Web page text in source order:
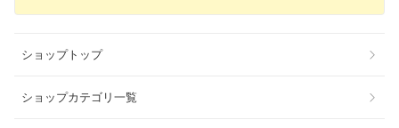
ショップトップ
ショップカテゴリ一覧